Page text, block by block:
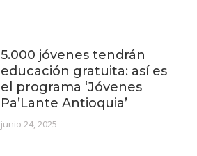
5.000 jóvenes tendrán
educación gratuita: así es
el programa ‘Jóvenes
Pa’Lante Antioquia’
junio 24, 2025